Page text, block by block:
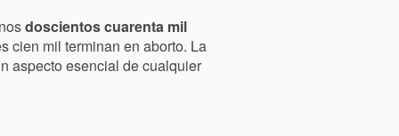
doscientos cuarenta mil
cien mil terminan en aborto. La
aspecto esencial de cualquier